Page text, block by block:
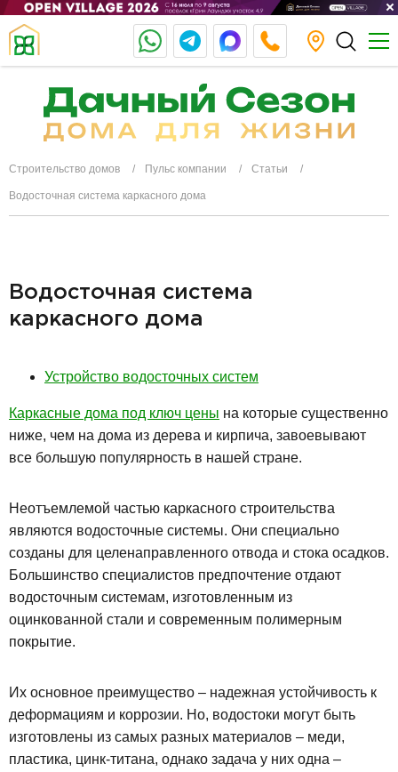
Строительство домов Пульс компании Статьи
Водосточная система каркасного дома
Водосточная система
каркасного дома
Устройство водосточных систем
Каркасные дома под ключ цены на которые существенно
ниже, чем на дома из дерева и кирпича, завоевывают
все большую популярность в нашей стране.
Неотъемлемой частью каркасного строительства
являются водосточные системы. Они специально
созданы для целенаправленного отвода и стока осадков.
Большинство специалистов предпочтение отдают
водосточным системам, изготовленным из
оцинкованной стали и современным полимерным
покрытие.
Их основное преимущество – надежная устойчивость к
деформациям и коррозии. Но, водостоки могут быть
изготовлены из самых разных материалов – меди,
пластика, цинк-титана, однако задача у них одна –